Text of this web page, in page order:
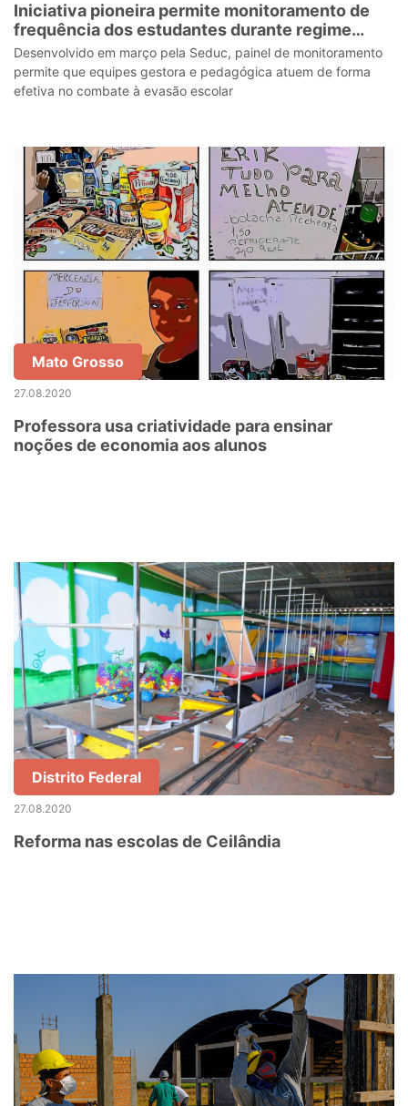
Iniciativa pioneira permite monitoramento de
frequência dos estudantes durante regime
especial de aulas não presenciais
Desenvolvido em março pela Seduc, painel de monitoramento
permite que equipes gestora e pedagógica atuem de forma
efetiva no combate à evasão escolar
Mato Grosso
27.08.2020
Professora usa criatividade para ensinar
noções de economia aos alunos
Distrito Federal
27.08.2020
Reforma nas escolas de Ceilândia